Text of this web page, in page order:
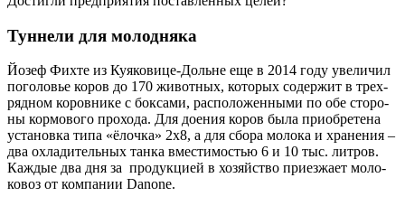
Туннели для молодняка
Йозеф Фих­те из Куя­ко­ви­це-Дольне еще в 2014 году уве­ли­чил
пого­ло­вье коров до 170 живот­ных, кото­рых содер­жит в трех­
ряд­ном коров­ни­ке с бок­са­ми, рас­по­ло­жен­ны­ми по обе сто­ро­
ны кор­мо­во­го про­хо­да. Для дое­ния коров была при­об­ре­те­на
уста­нов­ка типа «ёлоч­ка» 2х8, а для сбо­ра моло­ка и хра­не­ния –
два охла­ди­тель­ных тан­ка вме­сти­мо­стью 6 и 10 тыс. лит­ров.
Каж­дые два дня за про­дук­ци­ей в хозяй­ство при­ез­жа­ет моло­
ко­воз от ком­па­нии Danone.